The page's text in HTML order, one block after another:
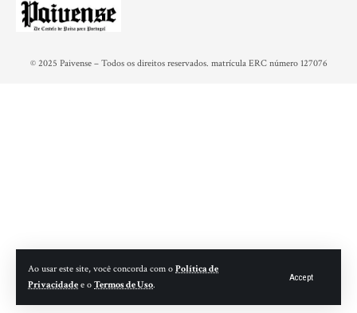
Ao usar este site, você concorda com o Política de
Privacidade e o Termos de Uso.
Accept
© 2025 Paivense – Todos os direitos reservados. matrícula ERC número 127076